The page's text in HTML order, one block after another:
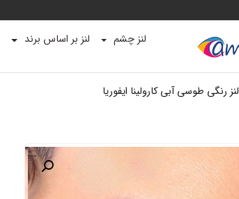
لنز چشم لنز بر اساس برند
لنز رنگی طوسی آبی کارولینا ایفوریا